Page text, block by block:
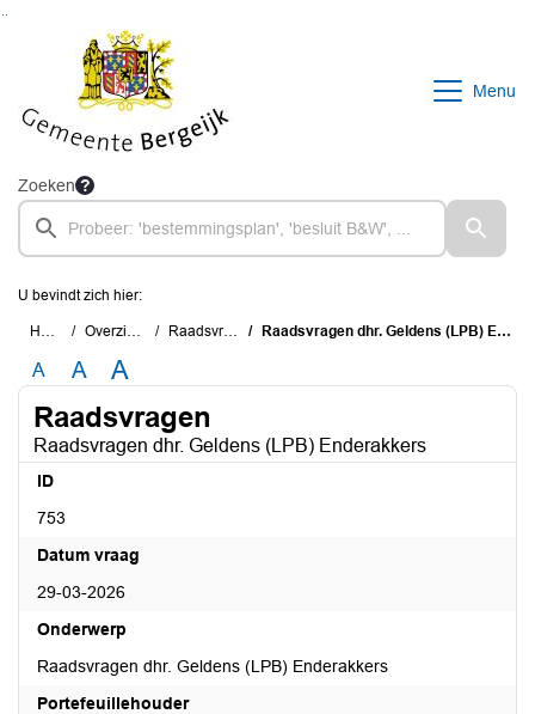
Ga naar de inhoud van deze pagina
Ga naar het zoeken
Menu
Zoeken
U bevindt zich hier:
Home Overzichten Raadsvragen Raadsvragen dhr. Geldens (LPB) Enderakkers
A A A
Raadsvragen
Raadsvragen dhr. Geldens (LPB) Enderakkers
ID
753
Datum vraag
29-03-2026
Onderwerp
Raadsvragen dhr. Geldens (LPB) Enderakkers
Portefeuillehouder